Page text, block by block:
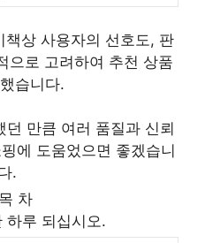
상 사용자의 선호도, 판
으로 고려하여 추천 상품
습니다.
만큼 여러 품질과 신뢰
에 도움었으면 좋겠습니
.
목 차
하루 되십시오.